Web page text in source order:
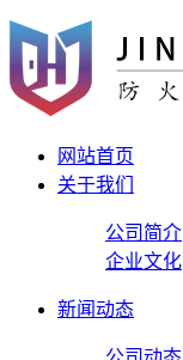
网站首页
关于我们
公司简介
企业文化
新闻动态